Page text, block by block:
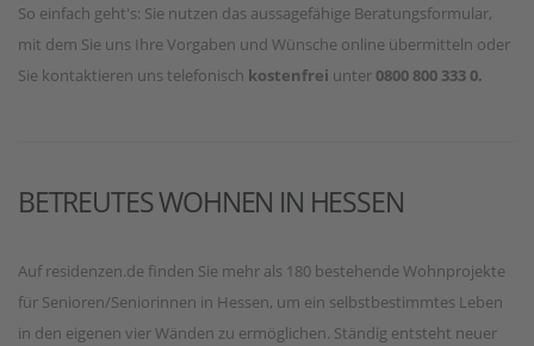
So einfach geht's: Sie nutzen das aussagefähige Beratungsformular,
mit dem Sie uns Ihre Vorgaben und Wünsche online übermitteln oder
Sie kontaktieren uns telefonisch kostenfrei unter 0800 800 333 0.
BETREUTES WOHNEN IN HESSEN
Auf residenzen.de finden Sie mehr als 180 bestehende Wohnprojekte
für Senioren/Seniorinnen in Hessen, um ein selbstbestimmtes Leben
in den eigenen vier Wänden zu ermöglichen. Ständig entsteht neuer